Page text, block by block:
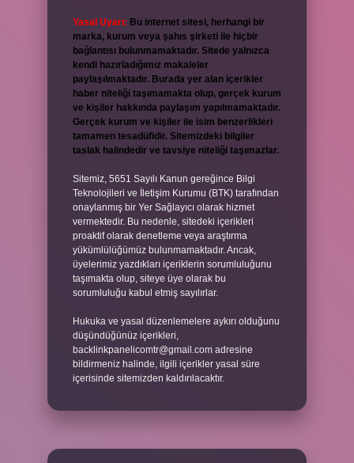
Yasal Uyarı: Bu internet sitesi, herhangi bir
marka, kurum veya şahıs şirketi ile hiçbir
bağlantısı bulunmamaktadır. Sitede yalnızca
kendi hazırladığımız makaleler
paylaşılmaktadır. Burada yer alan içerikler
haber niteliği taşımamakta olup, gerçek kurum
ve kişiler hakkında paylaşım yapılmamaktadır.
Gerçek kurum ve kişiler ile isim benzerlikleri
tamamen tesadüfidir. Sitemizdeki bilgiler
taslak halindedir ve tavsiye niteliği taşımazlar.
Sitemiz, 5651 Sayılı Kanun gereğince Bilgi
Teknolojileri ve İletişim Kurumu (BTK) tarafından
onaylanmış bir Yer Sağlayıcı olarak hizmet
vermektedir. Bu nedenle, sitedeki içerikleri
proaktif olarak denetleme veya araştırma
yükümlülüğümüz bulunmamaktadır. Ancak,
üyelerimiz yazdıkları içeriklerin sorumluluğunu
taşımakta olup, siteye üye olarak bu
sorumluluğu kabul etmiş sayılırlar.
Hukuka ve yasal düzenlemelere aykırı olduğunu
düşündüğünüz içerikleri,
backlinkpanelicomtr@gmail.com adresine
bildirmeniz halinde, ilgili içerikler yasal süre
içerisinde sitemizden kaldırılacaktır.